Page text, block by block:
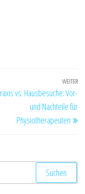
WEITER
vs. Hausbesuche: Vor-
und Nachteile für
Physiotherapeuten